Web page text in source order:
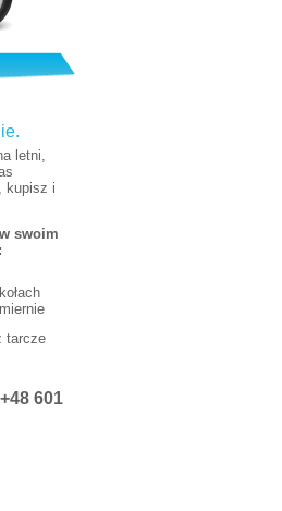
letni,
kupisz i
swoim
tarcze
601